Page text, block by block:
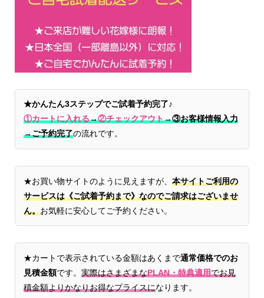
★かんたん3ステップでご試着予約完了♪
①カートに入れる→②チェックアウト→③お客様情報入力
→ご予約完了の流れです。
★お買い物サイトのように見えますが、 本サイトご利用の
サービスは《ご試着予約まで》なのでご請求はございませ
ん。お気軽に安心してご予約ください。
★カートで表示されている金額はあくまで通常価格でのお
見積金額です。 実際はさまざまなPLAN・特典適用でお見
積金額よりかなりお得なプライスになります。